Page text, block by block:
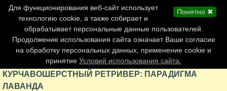
Главная страница
Обновления сайта
Контакты
Персоналии
Форум
КУРЧАВОШЕРСТНЫЙ РЕТРИВЕР: ПАРАДИГМА
ЛАВАНДА
Понятно ✖
Для функционирования веб-сайт использует
технологию cookie, а также собирает и
обрабатывает персональные данные пользователей.
Продолжение использования сайта означает Ваше согласие
на обработку персональных данных, применение cookie и
принятие Условий использования сайта.